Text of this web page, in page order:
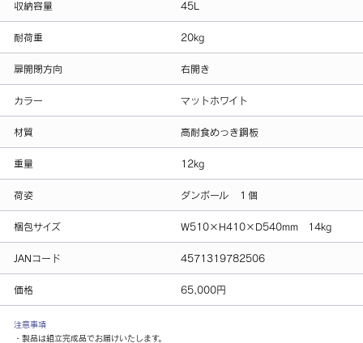
収納容量 45L
耐荷重 20kg
扉開閉方向 右開き
カラー マットホワイト
材質 高耐食めっき鋼板
重量 12kg
荷姿 ダンボール １個
梱包サイズ W510×H410×D540mm 14kg
JANコード 4571319782506
価格 65,000円
注意事項
・製品は組立完成品でお届けいたします。